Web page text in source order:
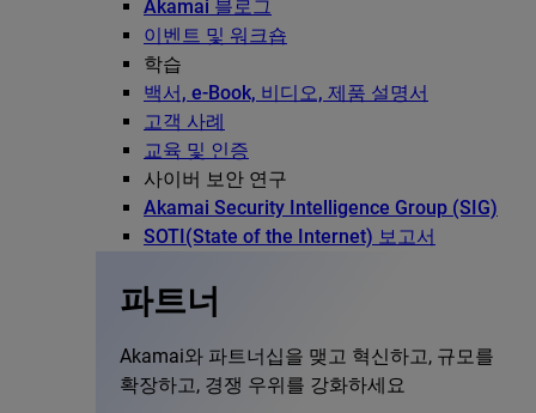
Akamai 블로그
이벤트 및 워크숍
학습
백서, e-Book, 비디오, 제품 설명서
고객 사례
교육 및 인증
사이버 보안 연구
Akamai Security Intelligence Group (SIG)
SOTI(State of the Internet) 보고서
파트너
Akamai와 파트너십을 맺고 혁신하고, 규모를
확장하고, 경쟁 우위를 강화하세요